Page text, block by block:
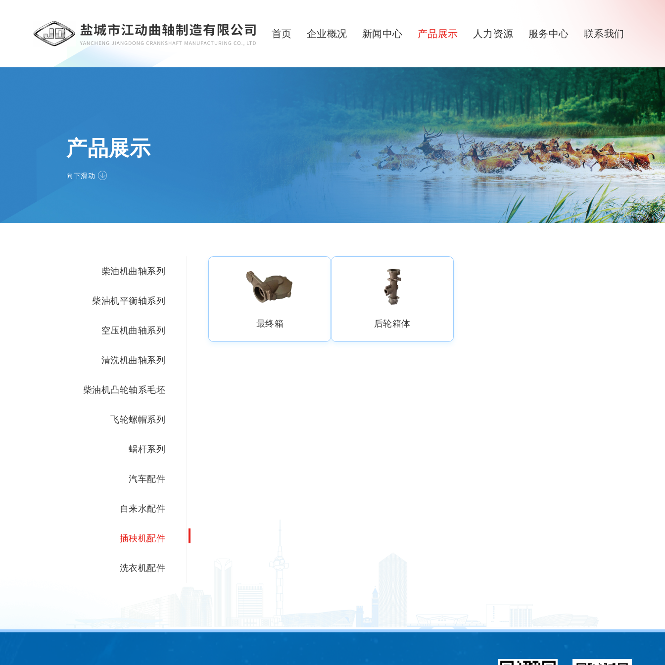
首页 企业概况 新闻中心 产品展示 人力资源 服务中心 联系我们
产品展示
向下滑动
柴油机曲轴系列
柴油机平衡轴系列
空压机曲轴系列
清洗机曲轴系列
柴油机凸轮轴系毛坯
飞轮螺帽系列
蜗杆系列
汽车配件
自来水配件
插秧机配件
洗衣机配件
最终箱 后轮箱体